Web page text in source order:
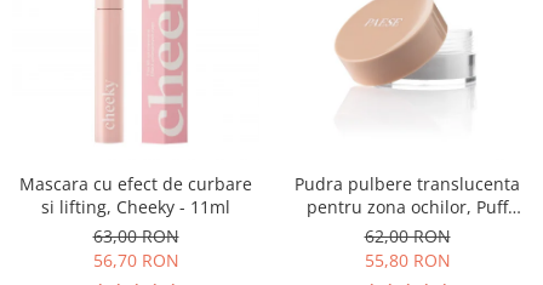
Mascara cu efect de curbare
si lifting, Cheeky - 11ml
63,00 RON
56,70 RON
Pudra pulbere translucenta
pentru zona ochilor, Puff
Cloud 5,3g
62,00 RON
55,80 RON